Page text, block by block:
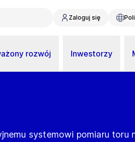
Zaloguj się
rozwój Inwestorzy
systemowi pomiaru toru